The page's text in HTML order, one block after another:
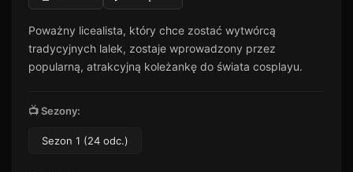
24 min · Sezon 1
12 Odcinek 12
28 min · Sezon 1
13
26 min · Sezon 1
Odcinek 14
Poważny licealista, który chce zostać wytwórcą
tradycyjnych lalek, zostaje wprowadzony przez
popularną, atrakcyjną koleżankę do świata cosplayu.
📺 Sezony:
Sezon 1 (24 odc.)